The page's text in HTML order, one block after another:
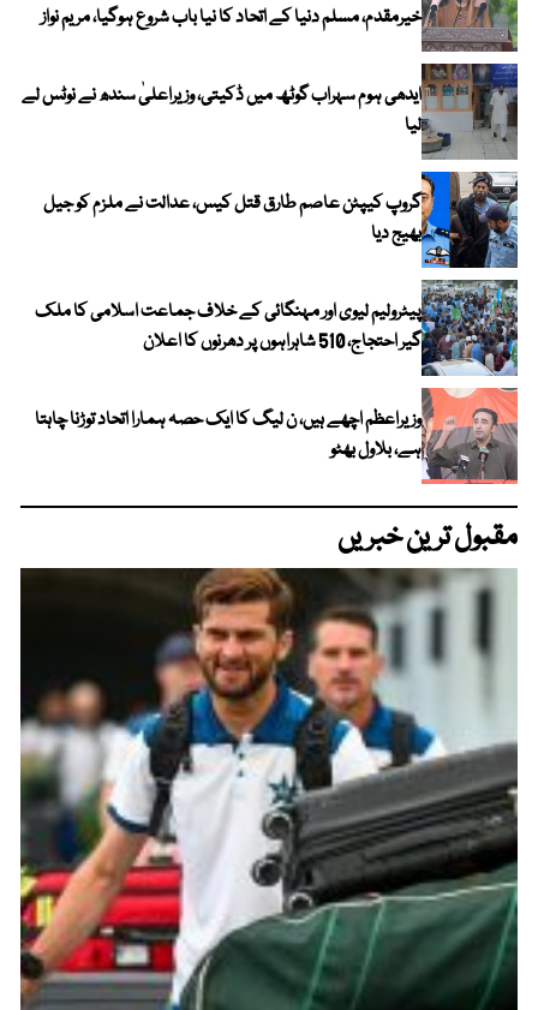
خیرمقدم، مسلم دنیا کے اتحاد کا نیا باب شروع ہوگیا، مریم نواز
ایدھی ہوم سہراب گوٹھ میں ڈکیتی، وزیراعلیٰ سندھ نے نوٹس لے
لیا
گروپ کیپٹن عاصم طارق قتل کیس، عدالت نے ملزم کو جیل
بھیج دیا
پیٹرولیم لیوی اور مہنگائی کے خلاف جماعت اسلامی کا ملک
گیر احتجاج، 510 شاہراہوں پر دھرنوں کا اعلان
وزیراعظم اچھے ہیں، ن لیگ کا ایک حصہ ہمارا اتحاد توڑنا چاہتا
ہے، بلاول بھٹو
مقبول ترین خبریں